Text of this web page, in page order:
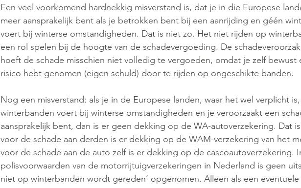
Een veel voorkomend hardnekkig misverstand is, dat je in die Europese
meer aansprakelijk bent als je betrokken bent bij een aanrijding en géén
voert bij winterse omstandigheden. Dat is niet zo. Het niet rijden op
een rol spelen bij de hoogte van de schadevergoeding. De
hoeft de schade misschien niet volledig te vergoeden, omdat je zelf
risico hebt genomen (eigen schuld) door te rijden op ongeschikte banden.
Nog een misverstand: als je in de Europese landen, waar het wel verplicht
winterbanden voert bij winterse omstandigheden en je veroorzaakt een
aansprakelijk bent, dan is er geen dekking op de WA-autoverzekering. Dat
voor de schade aan derden is er dekking op de WAM-verzekering van het
voor de schade aan de auto zelf is er dekking op de cascoautoverzekering.
polisvoorwaarden van de motorrijtuigverzekeringen in Nederland is geen
niet op winterbanden wordt gereden’ opgenomen. Alleen als een